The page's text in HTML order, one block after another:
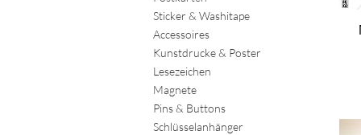
Sticker & Washitape
Accessoires
Kunstdrucke & Poster
Lesezeichen
Magnete
Pins & Buttons
Schlüsselanhänger